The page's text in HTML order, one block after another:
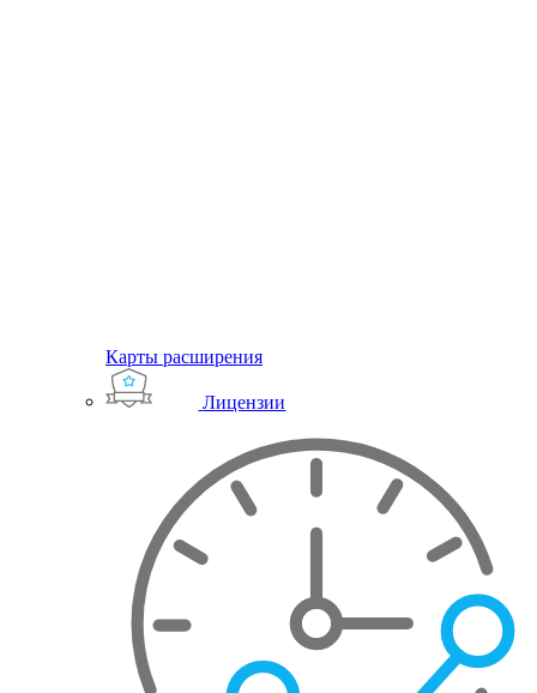
Карты расширения
Лицензии